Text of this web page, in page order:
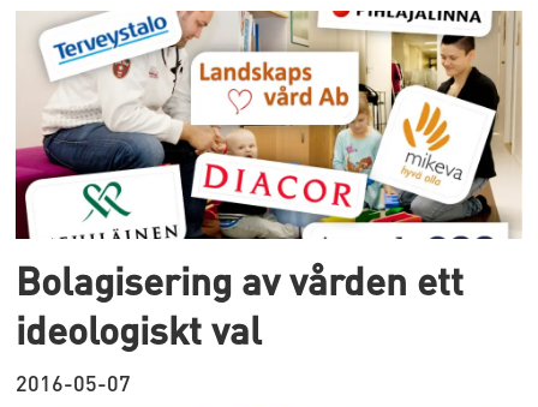
Bolagisering av vården ett
ideologiskt val
2016-05-07